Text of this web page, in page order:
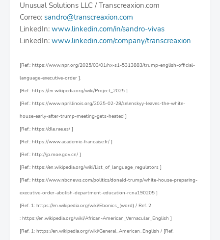
Unusual Solutions LLC / Transcreaxion.com
Correo: sandro@transcreaxion.com
LinkedIn: www.linkedin.com/in/sandro-vivas
LinkedIn: www.linkedin.com/company/transcreaxion
[Ref.: https://www.npr.org/2025/03/01/nx-s1-5313883/trump-english-official-
language-executive-order ].
[Ref.: https://en.wikipedia.org/wiki/Project_2025 ]
[Ref.: https://www.nprillinois.org/2025-02-28/zelenskyy-leaves-the-white-
house-early-after-trump-meeting-gets-heated ]
[Ref.: https://dle.rae.es/ ]
[Ref.: https://www.academie-francaise.fr/ ]
[Ref.: http://jp.moe.gov.cn/ ]
[Ref.: https://en.wikipedia.org/wiki/List_of_language_regulators ]
[Ref.: https://www.nbcnews.com/politics/donald-trump/white-house-preparing-
executive-order-abolish-department-education-rcna190205 ]
[Ref. 1: https://en.wikipedia.org/wiki/Ebonics_(word) / Ref. 2
: https://en.wikipedia.org/wiki/African-American_Vernacular_English ]
[Ref. 1: https://en.wikipedia.org/wiki/General_American_English / [Ref.